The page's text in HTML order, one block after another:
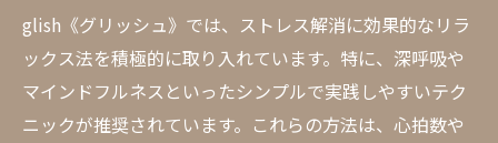
glish《グリッシュ》では、ストレス解消に効果的なリラ
ックス法を積極的に取り入れています。特に、深呼吸や
マインドフルネスといったシンプルで実践しやすいテク
ニックが推奨されています。これらの方法は、心拍数や